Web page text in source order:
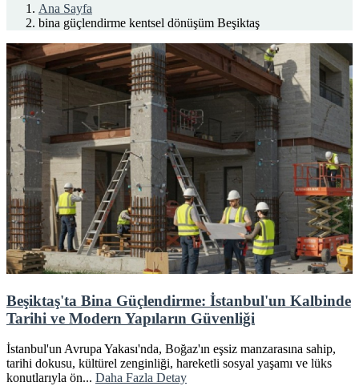
Ana Sayfa
bina güçlendirme kentsel dönüşüm Beşiktaş
Beşiktaş'ta Bina Güçlendirme: İstanbul'un Kalbinde
Tarihi ve Modern Yapıların Güvenliği
İstanbul'un Avrupa Yakası'nda, Boğaz'ın eşsiz manzarasına sahip,
tarihi dokusu, kültürel zenginliği, hareketli sosyal yaşamı ve lüks
konutlarıyla ön... Daha Fazla Detay